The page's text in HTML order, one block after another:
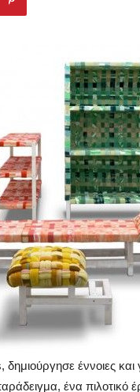
έννοιες
ένα